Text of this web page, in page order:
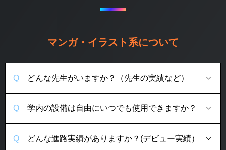
マンガ・イラスト系について
どんな先生がいますか？（先生の実績など）
学内の設備は自由にいつでも使用できますか？
どんな進路実績がありますか？(デビュー実績）